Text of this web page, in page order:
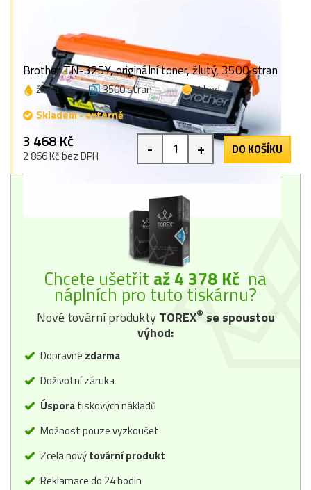
Brother TN-325Y, originální toner, žlutý, 3500 stran
žlutá 3500 stran
1 bod
Skladem - externě
3 468 Kč
2 866 Kč bez DPH - + DO KOŠÍKU
Chcete ušetřit až 4 378 Kč na
náplních pro tuto tiskárnu?
Nové tovární produktyTOREX® se spoustou
výhod:
Dopravné zdarma
Doživotní záruka
Úsporatiskových nákladů
Možnost pouze vyzkoušet
Zcela novýtovární produkt
Reklamace do 24 hodin